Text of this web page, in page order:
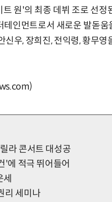
원'의 최종 데뷔 조로 선정
인먼트로서 새로운 발돋움
신우, 장희진, 전익령, 황무
라 콘서트 대성공
'에 적극 뛰어들어
리 세미나